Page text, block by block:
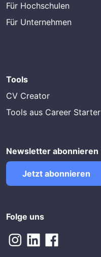
Für Hochschulen
Für Unternehmen
Tools
CV Creator
Tools aus Career Starter
Newsletter abonnieren
Jetzt abonnieren
Folge uns